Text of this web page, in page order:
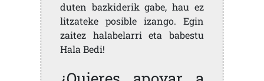
duten bazkiderik gabe, hau ez
litzateke posible izango. Egin
zaitez halabelarri eta babestu
Hala Bedi!